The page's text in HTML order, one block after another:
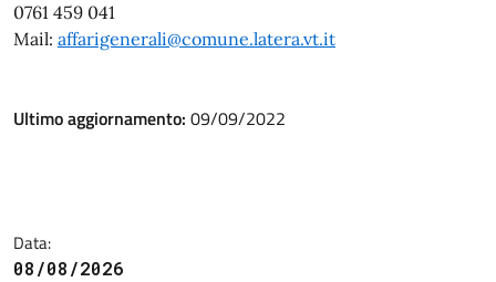
0761 459 041
Mail: affarigenerali@comune.latera.vt.it
Ultimo aggiornamento: 09/09/2022
Data:
08/08/2026